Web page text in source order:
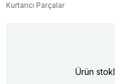
Kurtarıcı Parçalar
Ürün